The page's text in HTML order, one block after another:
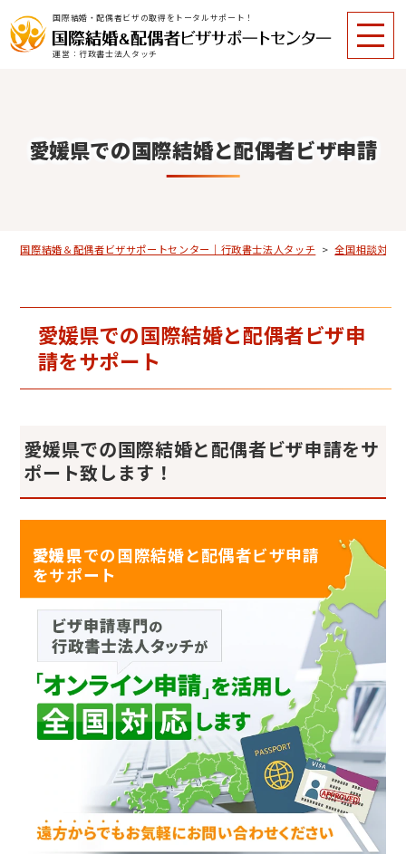
国際結婚・配偶者ビザの取得をトータルサポート！
運営：行政書士法人タッチ
愛媛県での国際結婚と配偶者ビザ申請
国際結婚＆配偶者ビザサポートセンター｜行政書士法人タッチ >全国相談対応
愛媛県での国際結婚と配偶者ビザ申
請をサポート
愛媛県での国際結婚と配偶者ビザ申請をサ
ポート致します！
愛媛県での国際結婚と配偶者ビザ申請
をサポート